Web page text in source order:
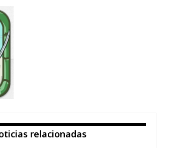
relacionadas